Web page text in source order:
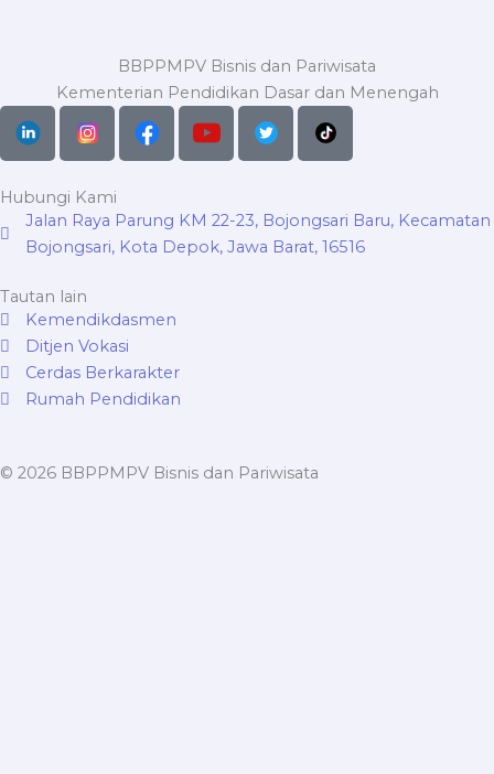
BBPPMPV Bisnis dan Pariwisata
Kementerian Pendidikan Dasar dan Menengah
Hubungi Kami
Jalan Raya Parung KM 22-23, Bojongsari Baru, Kecamatan
Bojongsari, Kota Depok, Jawa Barat, 16516
Tautan lain
Kemendikdasmen
Ditjen Vokasi
Cerdas Berkarakter
Rumah Pendidikan
© 2026 BBPPMPV Bisnis dan Pariwisata